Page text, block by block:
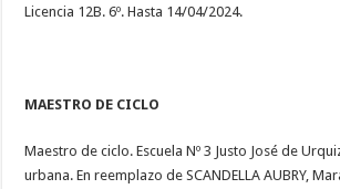
Licencia 12B. 6º. Hasta 14/04/2024.
MAESTRO DE CICLO
Maestro de ciclo. Escuela Nº 3 Justo José de
urbana. En reemplazo de SCANDELLA AUBRY,